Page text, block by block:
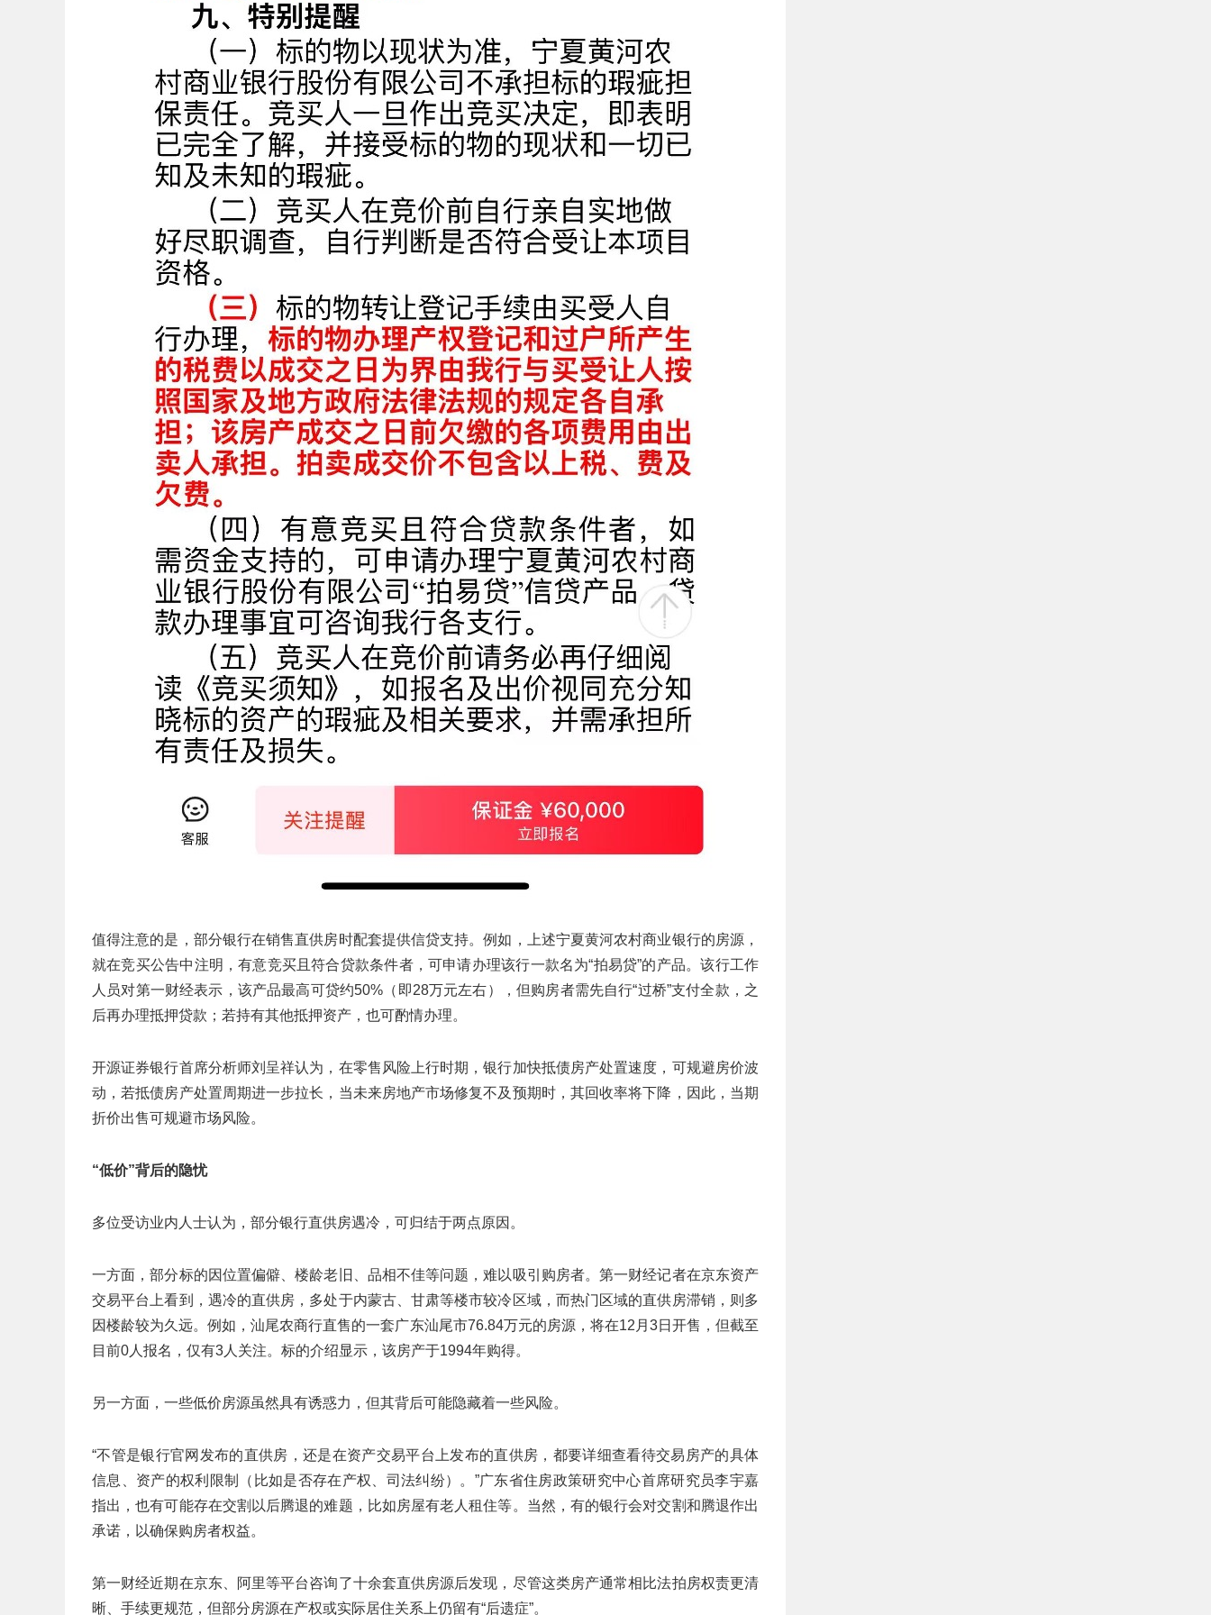
值得注意的是，部分银行在销售直供房时配套提供信贷支持。例如，上述宁夏黄河农村商业银行的房源，
就在竞买公告中注明，有意竞买且符合贷款条件者，可申请办理该行一款名为“拍易贷”的产品。该行工作
人员对第一财经表示，该产品最高可贷约50%（即28万元左右），但购房者需先自行“过桥”支付全款，之
后再办理抵押贷款；若持有其他抵押资产，也可酌情办理。
开源证券银行首席分析师刘呈祥认为，在零售风险上行时期，银行加快抵债房产处置速度，可规避房价波
动，若抵债房产处置周期进一步拉长，当未来房地产市场修复不及预期时，其回收率将下降，因此，当期
折价出售可规避市场风险。
“低价”背后的隐忧
多位受访业内人士认为，部分银行直供房遇冷，可归结于两点原因。
一方面，部分标的因位置偏僻、楼龄老旧、品相不佳等问题，难以吸引购房者。第一财经记者在京东资产
交易平台上看到，遇冷的直供房，多处于内蒙古、甘肃等楼市较冷区域，而热门区域的直供房滞销，则多
因楼龄较为久远。例如，汕尾农商行直售的一套广东汕尾市76.84万元的房源，将在12月3日开售，但截至
目前0人报名，仅有3人关注。标的介绍显示，该房产于1994年购得。
另一方面，一些低价房源虽然具有诱惑力，但其背后可能隐藏着一些风险。
“不管是银行官网发布的直供房，还是在资产交易平台上发布的直供房，都要详细查看待交易房产的具体
信息、资产的权利限制（比如是否存在产权、司法纠纷）。”广东省住房政策研究中心首席研究员李宇嘉
指出，也有可能存在交割以后腾退的难题，比如房屋有老人租住等。当然，有的银行会对交割和腾退作出
承诺，以确保购房者权益。
第一财经近期在京东、阿里等平台咨询了十余套直供房源后发现，尽管这类房产通常相比法拍房权责更清
晰、手续更规范，但部分房源在产权或实际居住关系上仍留有“后遗症”。